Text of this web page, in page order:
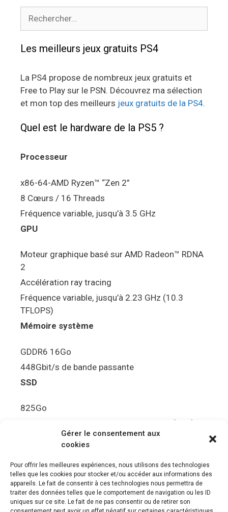
Gérer le consentement aux
cookies
Pour offrir les meilleures expériences, nous utilisons des technologies
telles que les cookies pour stocker et/ou accéder aux informations des
appareils. Le fait de consentir à ces technologies nous permettra de
traiter des données telles que le comportement de navigation ou les ID
uniques sur ce site. Le fait de ne pas consentir ou de retirer son
Les meilleurs jeux gratuits PS4
La PS4 propose de nombreux jeux gratuits et
Free to Play sur le PSN. Découvrez ma sélection
et mon top des meilleurs jeux gratuits de la PS4.
Quel est le hardware de la PS5 ?
Processeur
x86-64-AMD Ryzen™ “Zen 2”
8 Cœurs / 16 Threads
Fréquence variable, jusqu’à 3.5 GHz
GPU
Moteur graphique basé sur AMD Radeon™ RDNA
2
Accélération ray tracing
Fréquence variable, jusqu’à 2.23 GHz (10.3
TFLOPS)
Mémoire système
GDDR6 16Go
448Gbit/s de bande passante
SSD
825Go
5.5Gbit/s de bande passante en lecture (Brut)
Disque de jeu PS5
Ultra HD Blu-ray™, jusqu’à 100Go/disque
Sortie vidéo
Compatibilité avec les téléviseurs 4K 120Hz et